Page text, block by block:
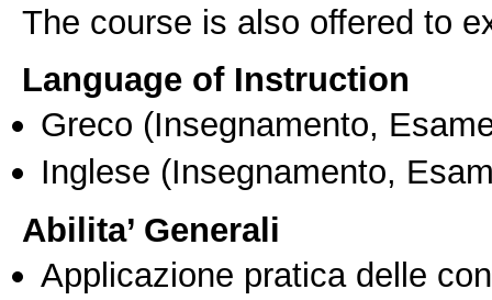
The course is also offered to
Language of Instruction
Greco (Insegnamento,
Inglese (Insegnamento,
Abilita’ Generali
Applicazione pratica delle